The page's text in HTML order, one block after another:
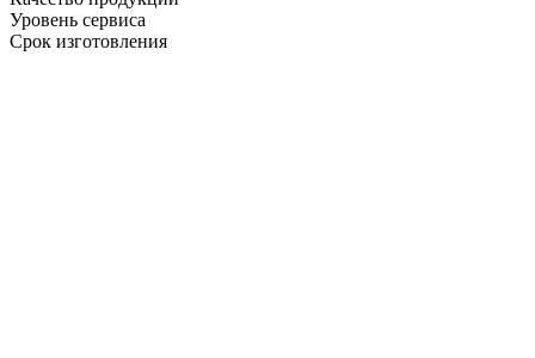
Уровень сервиса
Срок изготовления